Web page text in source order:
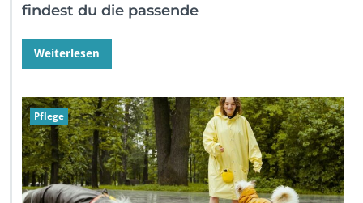
findest du die passende
Weiterlesen
Pflege